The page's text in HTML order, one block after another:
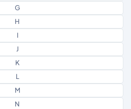
G
H
I
J
K
L
M
N